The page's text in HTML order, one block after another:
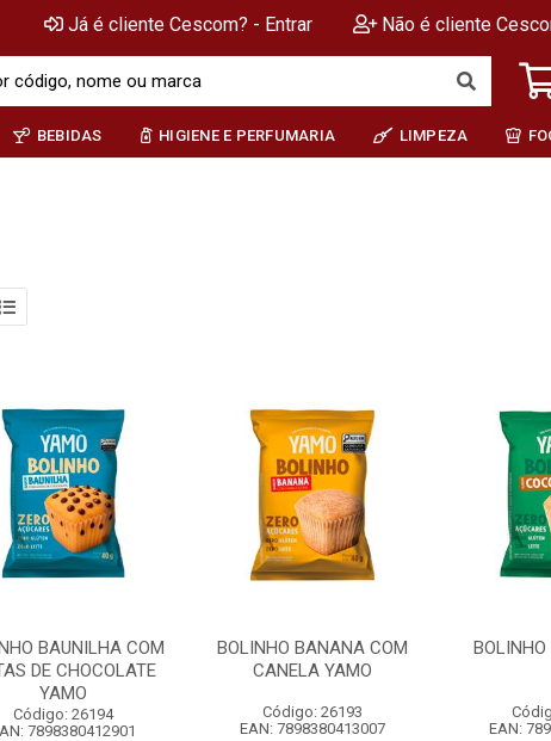
Já é cliente Cescom? - Entrar Não é cliente
BEBIDAS HIGIENE E PERFUMARIA LIMPEZA
BAUNILHA COM
DE CHOCOLATE
YAMO
Código: 26194
7898380412901
BOLINHO BANANA COM
CANELA YAMO
Código: 26193
EAN: 7898380413007
BOLINHO
EAN: